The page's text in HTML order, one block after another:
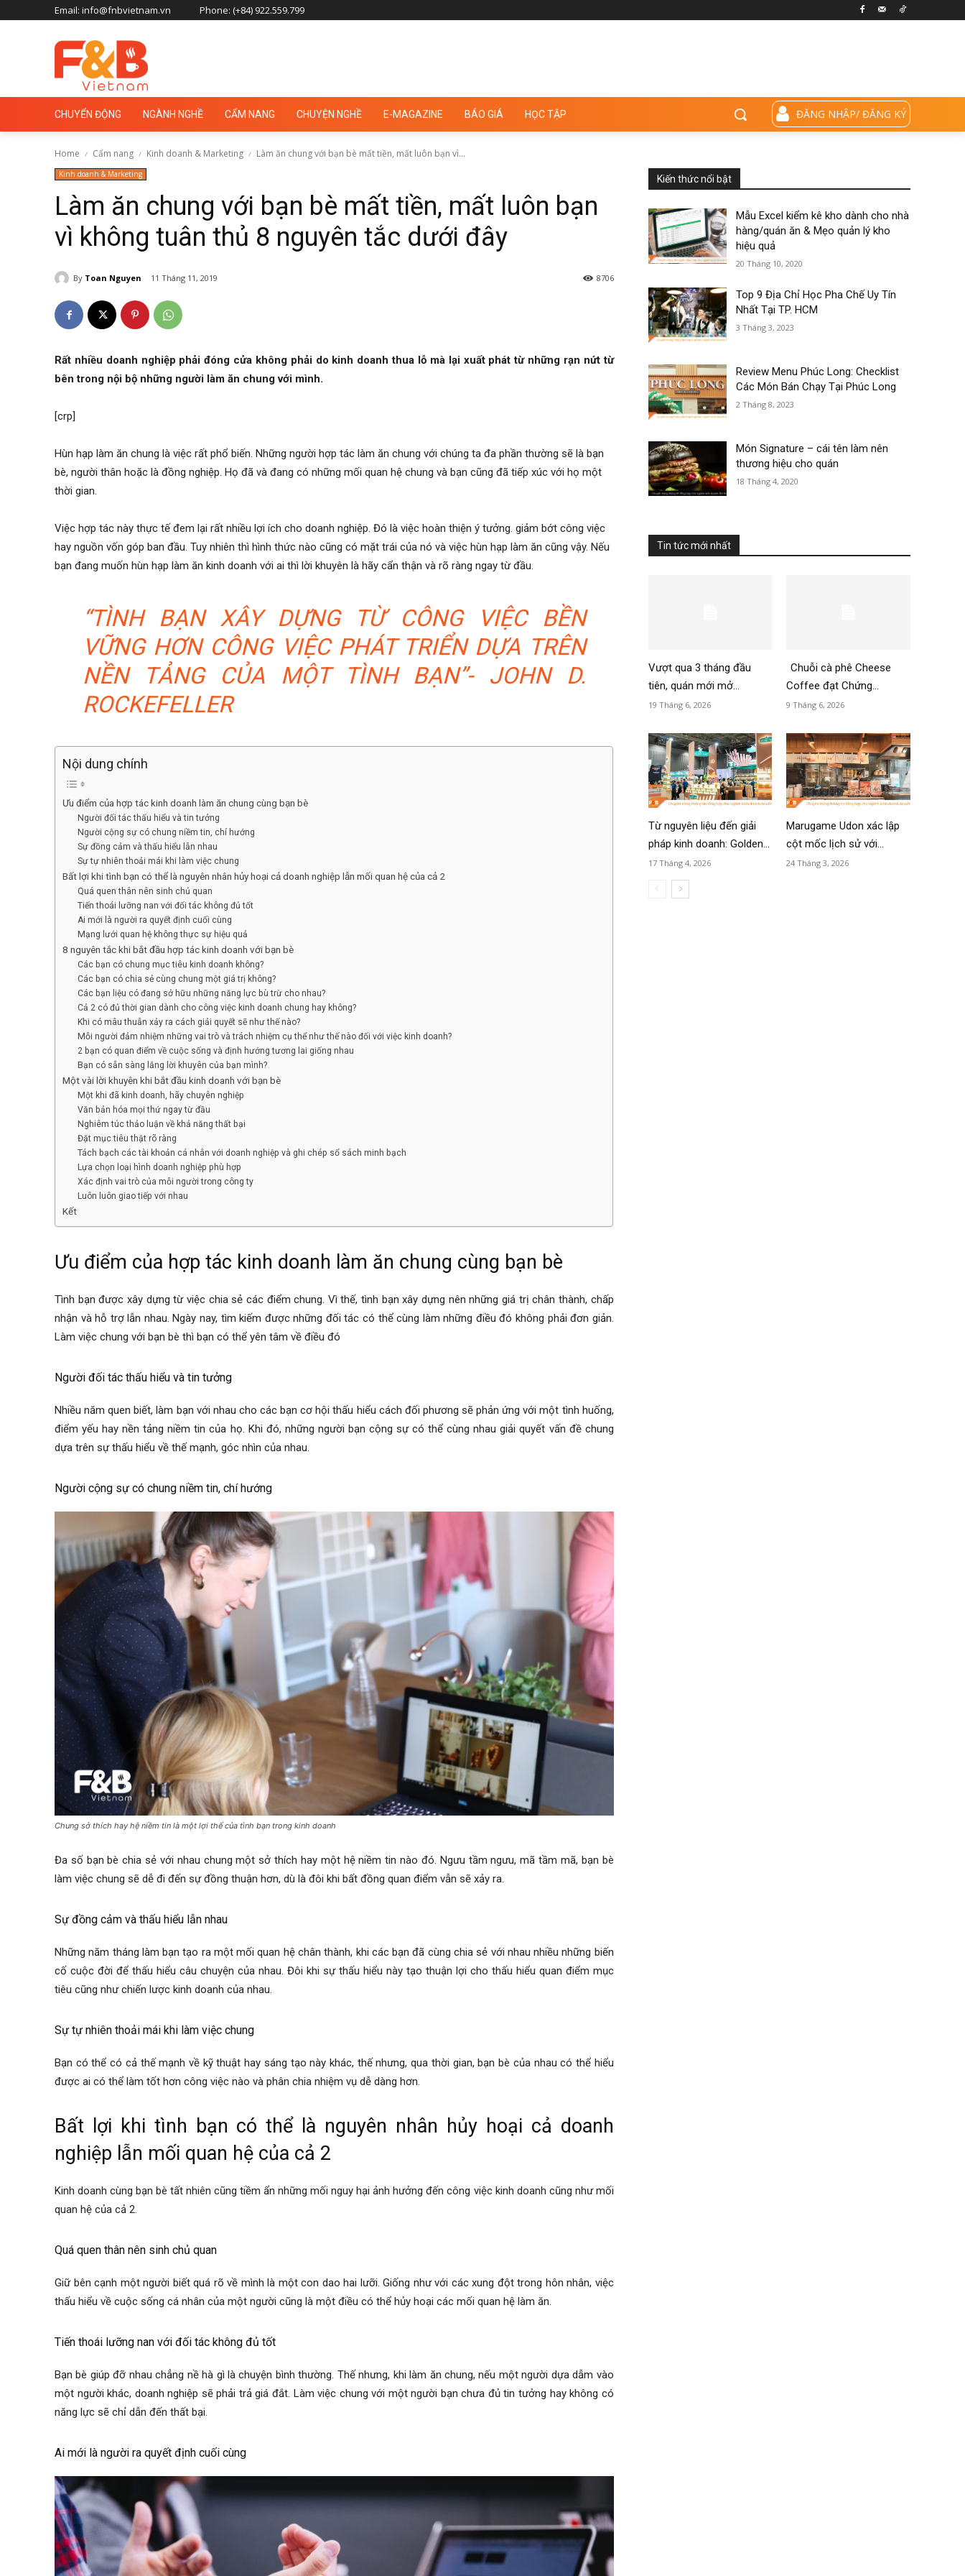
Email: info@fnbvietnam.vn Phone: (+84) 922.559.799
CHUYỂN ĐỘNG NGÀNH NGHỀ CẨM NANG CHUYỆN NGHỀ E-MAGAZINE BÁO GIÁ HỌC TẬP ĐĂNG NHẬP/ ĐĂNG KÝ
Home Cẩm nang Kinh doanh & Marketing Làm ăn chung với bạn bè mất tiền, mất luôn bạn vì...
Kinh doanh & Marketing
Làm ăn chung với bạn bè mất tiền, mất luôn bạn
vì không tuân thủ 8 nguyên tắc dưới đây
By Toan Nguyen 11 Tháng 11, 2019 8706
Rất nhiều doanh nghiệp phải đóng cửa không phải do kinh doanh thua lỗ mà lại xuất phát từ những rạn nứt từ
bên trong nội bộ những người làm ăn chung với mình.
[crp]
Hùn hạp làm ăn chung là việc rất phổ biến. Những người hợp tác làm ăn chung với chúng ta đa phần thường sẽ là bạn
bè, người thân hoặc là đồng nghiệp. Họ đã và đang có những mối quan hệ chung và bạn cũng đã tiếp xúc với họ một
thời gian.
Việc hợp tác này thực tế đem lại rất nhiều lợi ích cho doanh nghiệp. Đó là việc hoàn thiện ý tưởng. giảm bớt công việc
hay nguồn vốn góp ban đầu. Tuy nhiên thì hình thức nào cũng có mặt trái của nó và việc hùn hạp làm ăn cũng vậy. Nếu
bạn đang muốn hùn hạp làm ăn kinh doanh với ai thì lời khuyên là hãy cẩn thận và rõ ràng ngay từ đầu.
“TÌNH BẠN XÂY DỰNG TỪ CÔNG VIỆC BỀN
VỮNG HƠN CÔNG VIỆC PHÁT TRIỂN DỰA TRÊN
NỀN TẢNG CỦA MỘT TÌNH BẠN”- JOHN D.
ROCKEFELLER
Nội dung chính
Ưu điểm của hợp tác kinh doanh làm ăn chung cùng bạn bè
Người đối tác thấu hiểu và tin tưởng
Người cộng sự có chung niềm tin, chí hướng
Sự đồng cảm và thấu hiểu lẫn nhau
Sự tự nhiên thoải mái khi làm việc chung
Bất lợi khi tình bạn có thể là nguyên nhân hủy hoại cả doanh nghiệp lẫn mối quan hệ của cả 2
Quá quen thân nên sinh chủ quan
Tiến thoái lưỡng nan với đối tác không đủ tốt
Ai mới là người ra quyết định cuối cùng
Mạng lưới quan hệ không thực sự hiệu quả
8 nguyên tắc khi bắt đầu hợp tác kinh doanh với bạn bè
Các bạn có chung mục tiêu kinh doanh không?
Các bạn có chia sẻ cùng chung một giá trị không?
Các bạn liệu có đang sở hữu những năng lực bù trừ cho nhau?
Cả 2 có đủ thời gian dành cho công việc kinh doanh chung hay không?
Khi có mâu thuẫn xảy ra cách giải quyết sẽ như thế nào?
Mỗi người đảm nhiệm những vai trò và trách nhiệm cụ thể như thế nào đối với việc kinh doanh?
2 bạn có quan điểm về cuộc sống và định hướng tương lai giống nhau
Bạn có sẵn sàng lắng lời khuyên của bạn mình?
Một vài lời khuyên khi bắt đầu kinh doanh với bạn bè
Một khi đã kinh doanh, hãy chuyên nghiệp
Văn bản hóa mọi thứ ngay từ đầu
Nghiêm túc thảo luận về khả năng thất bại
Đặt mục tiêu thật rõ ràng
Tách bạch các tài khoản cá nhân với doanh nghiệp và ghi chép sổ sách minh bạch
Lựa chọn loại hình doanh nghiệp phù hợp
Xác định vai trò của mỗi người trong công ty
Luôn luôn giao tiếp với nhau
Kết
Ưu điểm của hợp tác kinh doanh làm ăn chung cùng bạn bè
Tình bạn được xây dựng từ việc chia sẻ các điểm chung. Vì thế, tình bạn xây dựng nên những giá trị chân thành, chấp
nhận và hỗ trợ lẫn nhau. Ngày nay, tìm kiếm được những đối tác có thể cùng làm những điều đó không phải đơn giản.
Làm việc chung với bạn bè thì bạn có thể yên tâm về điều đó
Người đối tác thấu hiểu và tin tưởng
Nhiều năm quen biết, làm bạn với nhau cho các bạn cơ hội thấu hiểu cách đối phương sẽ phản ứng với một tình huống,
điểm yếu hay nền tảng niềm tin của họ. Khi đó, những người bạn cộng sự có thể cùng nhau giải quyết vấn đề chung
dựa trên sự thấu hiểu về thế mạnh, góc nhìn của nhau.
Người cộng sự có chung niềm tin, chí hướng
Chung sở thích hay hệ niềm tin là một lợi thế của tình bạn trong kinh doanh
Đa số bạn bè chia sẻ với nhau chung một sở thích hay một hệ niềm tin nào đó. Ngưu tầm ngưu, mã tầm mã, bạn bè
làm việc chung sẽ dễ đi đến sự đồng thuận hơn, dù là đôi khi bất đồng quan điểm vẫn sẽ xảy ra.
Sự đồng cảm và thấu hiểu lẫn nhau
Những năm tháng làm bạn tạo ra một mối quan hệ chân thành, khi các bạn đã cùng chia sẻ với nhau nhiều những biến
cố cuộc đời để thấu hiểu câu chuyện của nhau. Đôi khi sự thấu hiểu này tạo thuận lợi cho thấu hiểu quan điểm mục
tiêu cũng như chiến lược kinh doanh của nhau.
Sự tự nhiên thoải mái khi làm việc chung
Bạn có thể có cả thế mạnh về kỹ thuật hay sáng tạo này khác, thế nhưng, qua thời gian, bạn bè của nhau có thể hiểu
được ai có thể làm tốt hơn công việc nào và phân chia nhiệm vụ dễ dàng hơn.
Bất lợi khi tình bạn có thể là nguyên nhân hủy hoại cả doanh
nghiệp lẫn mối quan hệ của cả 2
Kinh doanh cùng bạn bè tất nhiên cũng tiềm ẩn những mối nguy hại ảnh hưởng đến công việc kinh doanh cũng như mối
quan hệ của cả 2.
Quá quen thân nên sinh chủ quan
Giữ bên cạnh một người biết quá rõ về mình là một con dao hai lưỡi. Giống như với các xung đột trong hôn nhân, việc
thấu hiểu về cuộc sống cá nhân của một người cũng là một điều có thể hủy hoại các mối quan hệ làm ăn.
Tiến thoái lưỡng nan với đối tác không đủ tốt
Bạn bè giúp đỡ nhau chẳng nề hà gì là chuyện bình thường. Thế nhưng, khi làm ăn chung, nếu một người dựa dẫm vào
một người khác, doanh nghiệp sẽ phải trả giá đắt. Làm việc chung với một người bạn chưa đủ tin tưởng hay không có
năng lực sẽ chỉ dẫn đến thất bại.
Ai mới là người ra quyết định cuối cùng
Kiến thức nổi bật
Mẫu Excel kiểm kê kho dành cho nhà
hàng/quán ăn & Mẹo quản lý kho
hiệu quả
20 Tháng 10, 2020
Top 9 Địa Chỉ Học Pha Chế Uy Tín
Nhất Tại TP. HCM
3 Tháng 3, 2023
Review Menu Phúc Long: Checklist
Các Món Bán Chạy Tại Phúc Long
2 Tháng 8, 2023
Món Signature – cái tên làm nên
thương hiệu cho quán
18 Tháng 4, 2020
Tin tức mới nhất
Vượt qua 3 tháng đầu
tiên, quán mới mở...
19 Tháng 6, 2026
Chuỗi cà phê Cheese
Coffee đạt Chứng...
9 Tháng 6, 2026
Từ nguyên liệu đến giải
pháp kinh doanh: Golden...
17 Tháng 4, 2026
Marugame Udon xác lập
cột mốc lịch sử với...
24 Tháng 3, 2026